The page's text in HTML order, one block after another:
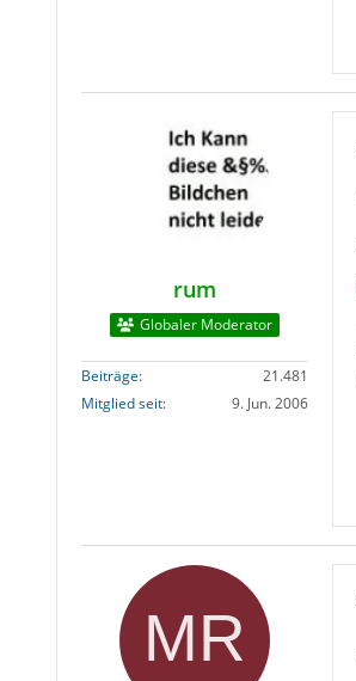
rum
Globaler Moderator
Beiträge
21.481
Mitglied seit
9. Jun. 2006